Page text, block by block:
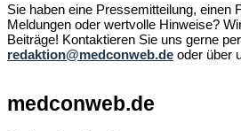
Sie haben eine Pressemitteilung, einen
Meldungen oder wertvolle Hinweise?
Beiträge! Kontaktieren Sie uns gerne
redaktion@medconweb.de oder über
medconweb.de